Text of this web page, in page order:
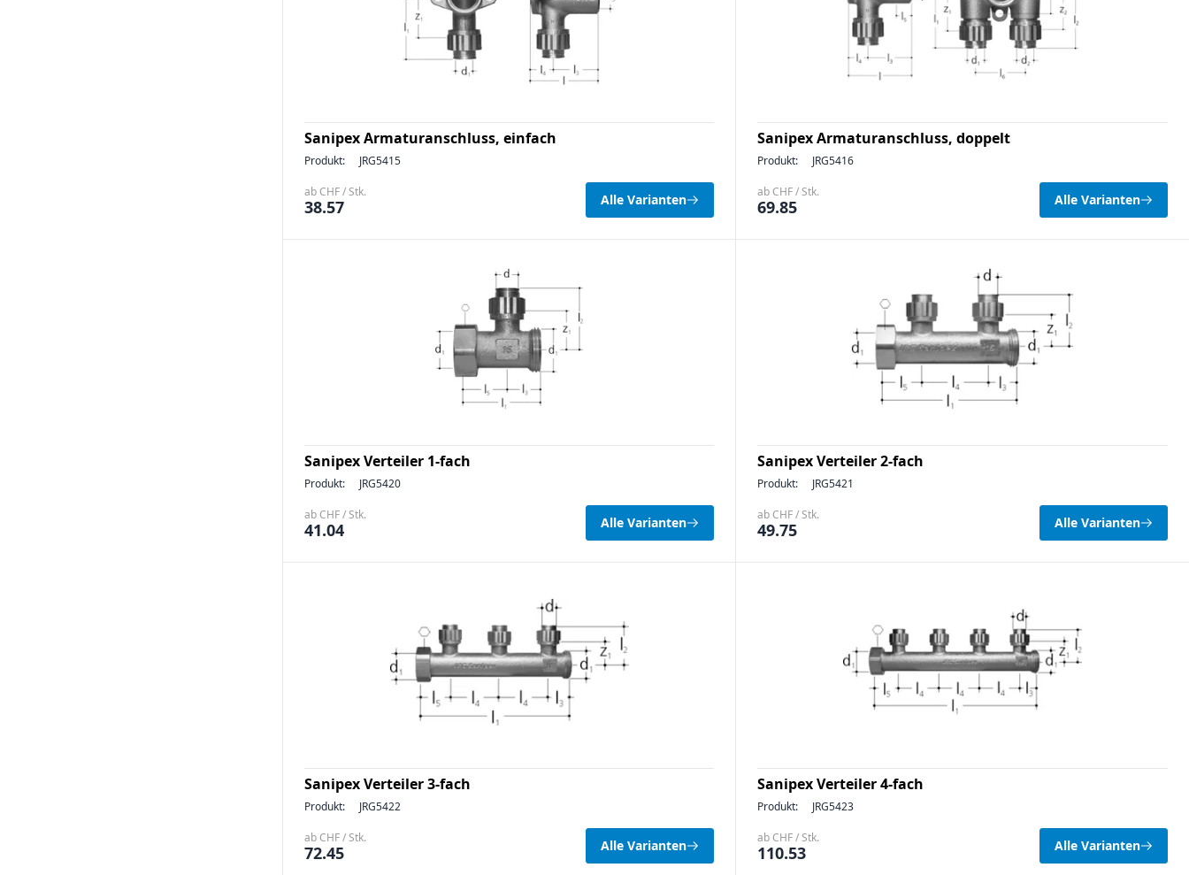
Sanipex Armaturanschluss, einfach
Produkt: JRG5415
ab CHF / Stk.
38.57 Alle Varianten
Sanipex Armaturanschluss, doppelt
Produkt: JRG5416
ab CHF / Stk.
69.85 Alle Varianten
Sanipex Verteiler 1-fach
Produkt: JRG5420
ab CHF / Stk.
41.04 Alle Varianten
Sanipex Verteiler 2-fach
Produkt: JRG5421
ab CHF / Stk.
49.75 Alle Varianten
Sanipex Verteiler 3-fach
Produkt: JRG5422
ab CHF / Stk.
72.45 Alle Varianten
Sanipex Verteiler 4-fach
Produkt: JRG5423
ab CHF / Stk.
110.53 Alle Varianten